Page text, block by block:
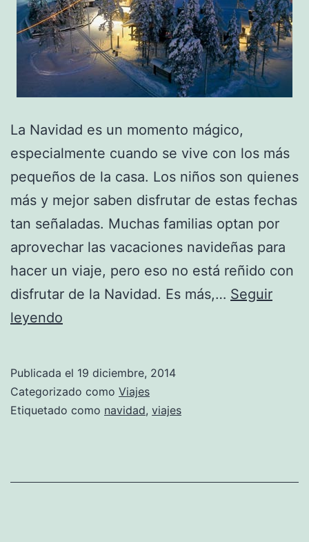
La Navidad es un momento mágico,
especialmente cuando se vive con los más
pequeños de la casa. Los niños son quienes
más y mejor saben disfrutar de estas fechas
tan señaladas. Muchas familias optan por
aprovechar las vacaciones navideñas para
hacer un viaje, pero eso no está reñido con
disfrutar de la Navidad. Es más,… Seguir
leyendo
la
Navidad
Publicada el 19 diciembre, 2014
Categorizado como Viajes
Etiquetado como navidad, viajes